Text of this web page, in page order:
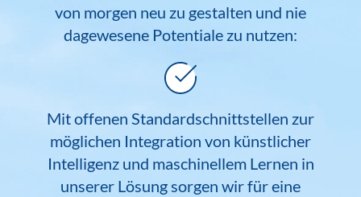
von morgen neu zu gestalten und nie
dagewesene Potentiale zu nutzen:
Mit offenen Standardschnittstellen zur
möglichen Integration von künstlicher
Intelligenz und maschinellem Lernen in
unserer Lösung sorgen wir für eine